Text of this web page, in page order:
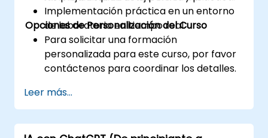
Implementación práctica en un entorno
de laboratorio en tiempo real.
Opciones de Personalización del Curso
Para solicitar una formación
personalizada para este curso, por favor
contáctenos para coordinar los detalles.
Leer más...